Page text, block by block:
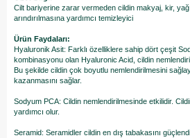
Cilt bariyerine zarar vermeden cildin makyaj, kir,
arındırılmasına yardımcı temizleyici
Ürün Faydaları:
Hyaluronik Asit: Farklı özelliklere sahip dört çeşit
kombinasyonu olan Hyaluronic Acid, cildin
Bu şekilde cildin çok boyutlu nemlendirilmesini
kazanmasını sağlar.
Sodyum PCA: Cildin nemlendirilmesinde etkilidir.
yardımcı olur.
Seramid: Seramidler cildin en dış tabakasını